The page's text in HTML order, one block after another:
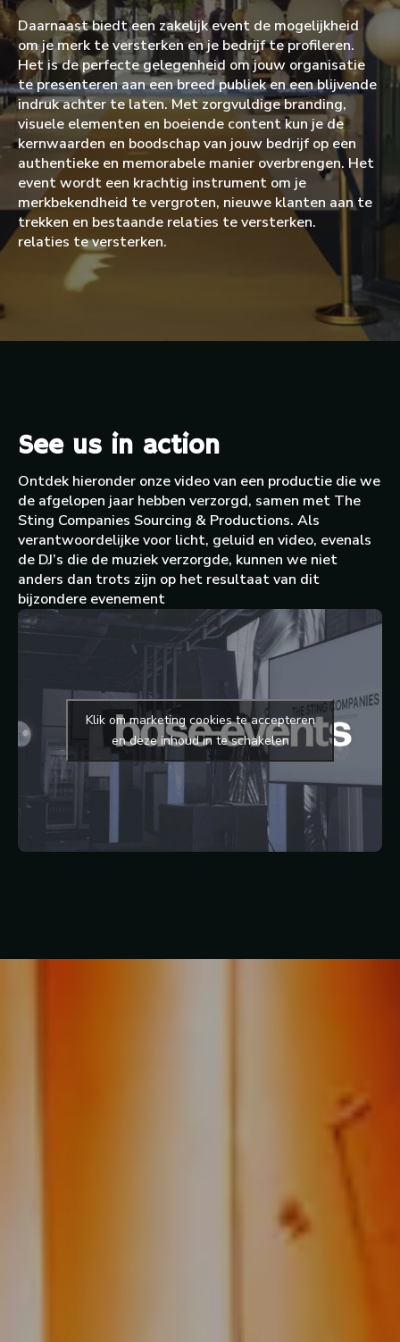
Daarnaast biedt een zakelijk event de mogelijkheid
om je merk te versterken en je bedrijf te profileren.
Het is de perfecte gelegenheid om jouw organisatie
te presenteren aan een breed publiek en een blijvende
indruk achter te laten. Met zorgvuldige branding,
visuele elementen en boeiende content kun je de
kernwaarden en boodschap van jouw bedrijf op een
authentieke en memorabele manier overbrengen. Het
event wordt een krachtig instrument om je
merkbekendheid te vergroten, nieuwe klanten aan te
trekken en bestaande relaties te versterken.
relaties te versterken.
See us in action
Ontdek hieronder onze video van een productie die we
de afgelopen jaar hebben verzorgd, samen met The
Sting Companies Sourcing & Productions. Als
verantwoordelijke voor licht, geluid en video, evenals
de DJ’s die de muziek verzorgde, kunnen we niet
anders dan trots zijn op het resultaat van dit
bijzondere evenement
Klik om marketing cookies te accepteren
en deze inhoud in te schakelen